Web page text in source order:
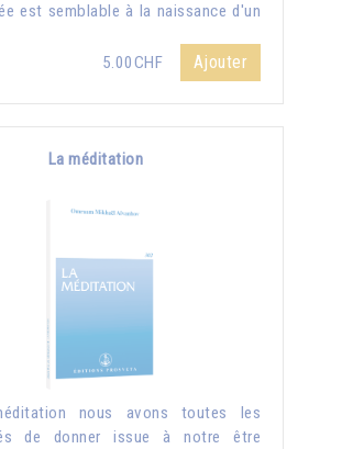
est semblable à la naissance d'un
5.00CHF
Ajouter
La méditation
nous avons toutes les
de donner issue à notre être